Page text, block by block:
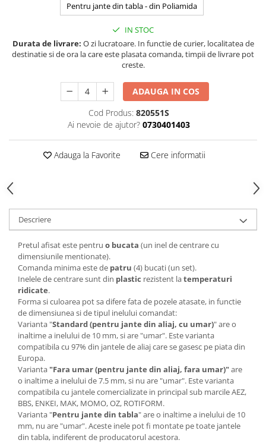
Pentru jante din tabla - din Poliamida
IN STOC
Durata de livrare: O zi lucratoare. In functie de curier, localitatea de
destinatie si de ora la care este plasata comanda, timpii de livrare pot
creste.
ADAUGA IN COS
Cod Produs: 820551S
Ai nevoie de ajutor? 0730401403
Adauga la Favorite Cere informatii
Descriere
Pretul afisat este pentru o bucata (un inel de centrare cu
dimensiunile mentionate).
Comanda minima este de patru (4) bucati (un set).
Inelele de centrare sunt din plastic rezistent latemperaturi
ridicate.
Forma si culoarea pot sa difere fata de pozele atasate, in functie
de dimensiunea si de tipul inelului comandat:
Varianta "Standard (pentru jante din aliaj, cu umar)" are o
inaltime a inelului de 10 mm, si are "umar". Este varianta
compatibila cu 97% din jantele de aliaj care se gasesc pe piata din
Europa.
Varianta "Fara umar (pentru jante din aliaj, fara umar)"are
o inaltime a inelului de 7.5 mm, si nu are "umar". Este varianta
compatibila cu jantele comercializate in principal sub marcile AEZ,
BBS, ENKEI, MAK, MOMO, OZ, ROTIFORM.
Varianta "Pentru jante din tabla" are o inaltime a inelului de 10
mm, nu are "umar". Aceste inele pot fi montate pe toate jantele
din tabla, indiferent de producatorul acestora.